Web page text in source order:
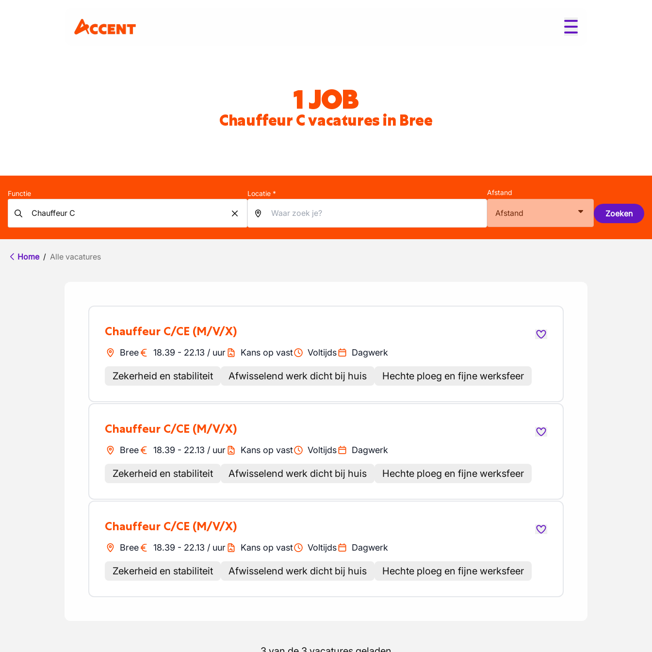
1 JOB
Chauffeur C vacatures in Bree
Functie Locatie * Afstand
Afstand Zoeken
Home / Alle vacatures
Chauffeur C/CE (M/V/X)
Bree 18.39 - 22.13 / uur Kans op vast Voltijds Dagwerk
Zekerheid en stabiliteit Afwisselend werk dicht bij huis Hechte ploeg en fijne werksfeer
Chauffeur C/CE (M/V/X)
Bree 18.39 - 22.13 / uur Kans op vast Voltijds Dagwerk
Zekerheid en stabiliteit Afwisselend werk dicht bij huis Hechte ploeg en fijne werksfeer
Chauffeur C/CE (M/V/X)
Bree 18.39 - 22.13 / uur Kans op vast Voltijds Dagwerk
Zekerheid en stabiliteit Afwisselend werk dicht bij huis Hechte ploeg en fijne werksfeer